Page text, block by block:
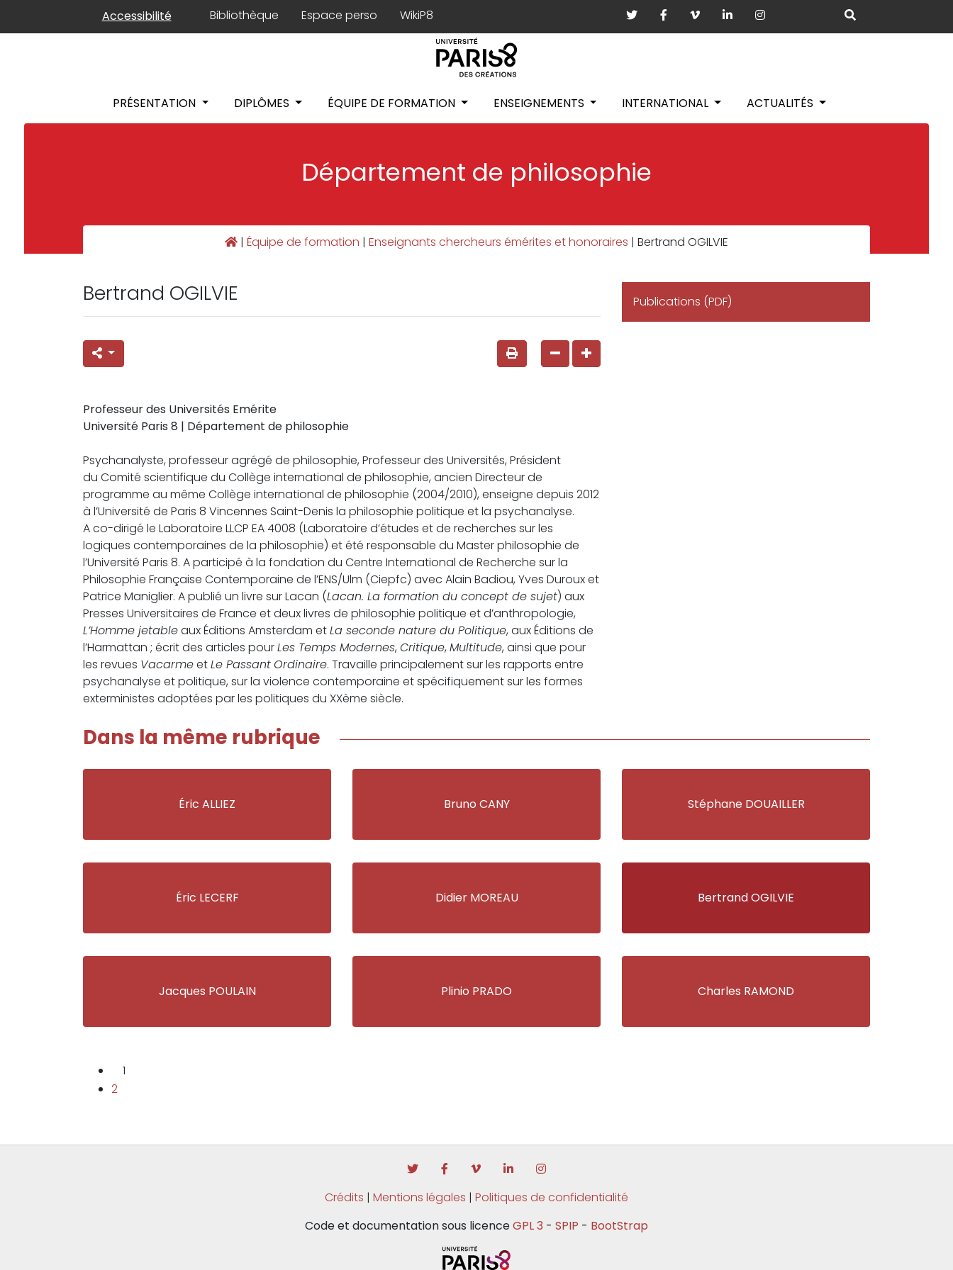
Panneau de gestion des cookies
Accessibilité Bibliothèque Espace perso WikiP8
PRÉSENTATION DIPLÔMES ÉQUIPE DE FORMATION ENSEIGNEMENTS INTERNATIONAL ACTUALITÉS
Département de philosophie
| Équipe de formation | Enseignants chercheurs émérites et honoraires | Bertrand OGILVIE
Bertrand OGILVIE
Professeur des Universités Emérite
Université Paris 8 | Département de philosophie
Psychanalyste, professeur agrégé de philosophie, Professeur des Universités, Président
du Comité scientifique du Collège international de philosophie, ancien Directeur de
programme au même Collège international de philosophie (2004/2010), enseigne depuis 2012
à l’Université de Paris 8 Vincennes Saint-Denis la philosophie politique et la psychanalyse.
A co-dirigé le Laboratoire LLCP EA 4008 (Laboratoire d’études et de recherches sur les
logiques contemporaines de la philosophie) et été responsable du Master philosophie de
l’Université Paris 8. A participé à la fondation du Centre International de Recherche sur la
Philosophie Française Contemporaine de l’ENS/Ulm (Ciepfc) avec Alain Badiou, Yves Duroux et
Patrice Maniglier. A publié un livre sur Lacan (Lacan. La formation du concept de sujet) aux
Presses Universitaires de France et deux livres de philosophie politique et d’anthropologie,
L’Homme jetableaux Éditions Amsterdam etLa seconde nature du Politique, aux Éditions de
l’Harmattan ; écrit des articles pourLes Temps Modernes, Critique, Multitude, ainsi que pour
les revues VacarmeetLe Passant Ordinaire. Travaille principalement sur les rapports entre
psychanalyse et politique, sur la violence contemporaine et spécifiquement sur les formes
exterministes adoptées par les politiques du XXème siècle.
Publications (PDF)
Dans la même rubrique
Éric ALLIEZ Bruno CANY Stéphane DOUAILLER
Éric LECERF Didier MOREAU Bertrand OGILVIE
Jacques POULAIN Plinio PRADO Charles RAMOND
1
2
Crédits | Mentions légales | Politiques de confidentialité
Code et documentation sous licenceGPL 3 - SPIP - BootStrap